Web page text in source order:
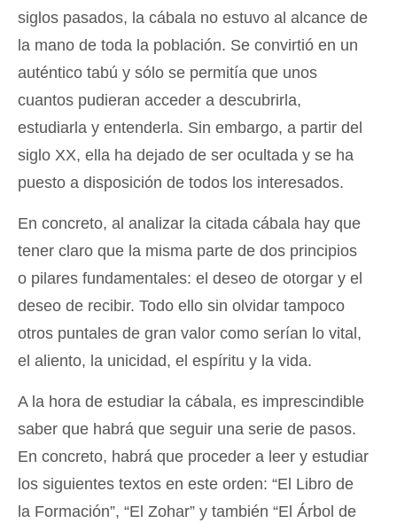
siglos pasados, la cábala no estuvo al alcance de
la mano de toda la población. Se convirtió en un
auténtico tabú y sólo se permitía que unos
cuantos pudieran acceder a descubrirla,
estudiarla y entenderla. Sin embargo, a partir del
siglo XX, ella ha dejado de ser ocultada y se ha
puesto a disposición de todos los interesados.
En concreto, al analizar la citada cábala hay que
tener claro que la misma parte de dos principios
o pilares fundamentales: el deseo de otorgar y el
deseo de recibir. Todo ello sin olvidar tampoco
otros puntales de gran valor como serían lo vital,
el aliento, la unicidad, el espíritu y la vida.
A la hora de estudiar la cábala, es imprescindible
saber que habrá que seguir una serie de pasos.
En concreto, habrá que proceder a leer y estudiar
los siguientes textos en este orden: “El Libro de
la Formación”, “El Zohar” y también “El Árbol de